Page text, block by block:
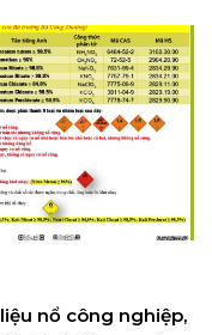
nổ công nghiệp,